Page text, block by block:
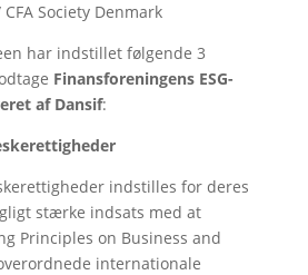
Society Denmark
har indstillet følgende 3
Finansforeningens ESG-
af Dansif:
indstilles for deres
stærke indsats med at
Principles on Business and
internationale